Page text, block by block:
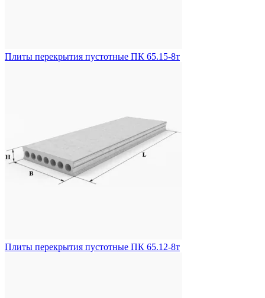
Плиты перекрытия пустотные ПК 65.15-8т
Плиты перекрытия пустотные ПК 65.12-8т